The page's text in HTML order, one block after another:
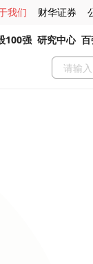
我们 财华证券
100强 研究中心 百